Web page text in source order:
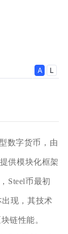
数字货币，由
供模块化框架
Steel币最初
现，其技术
链性能。